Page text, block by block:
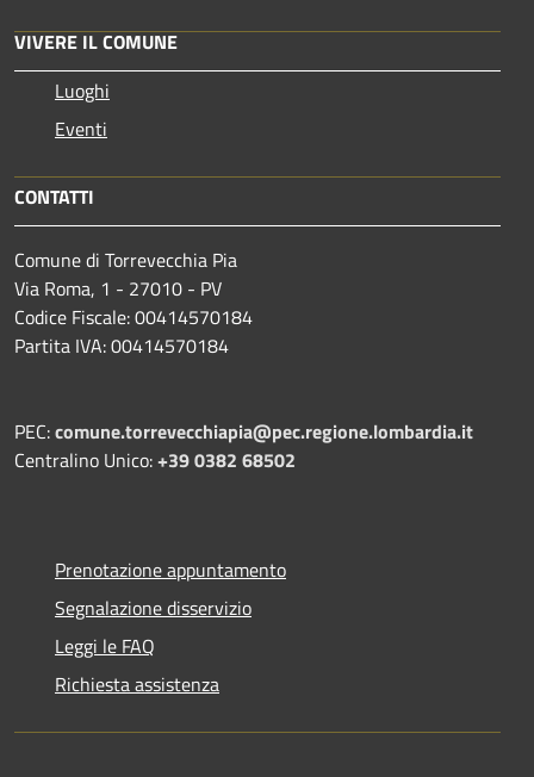
VIVERE IL COMUNE
Luoghi
Eventi
CONTATTI
Comune di Torrevecchia Pia
Via Roma, 1 - 27010 - PV
Codice Fiscale: 00414570184
Partita IVA: 00414570184
PEC:comune.torrevecchiapia@pec.regione.lombardia.it
Centralino Unico:+39 0382 68502
Prenotazione appuntamento
Segnalazione disservizio
Leggi le FAQ
Richiesta assistenza